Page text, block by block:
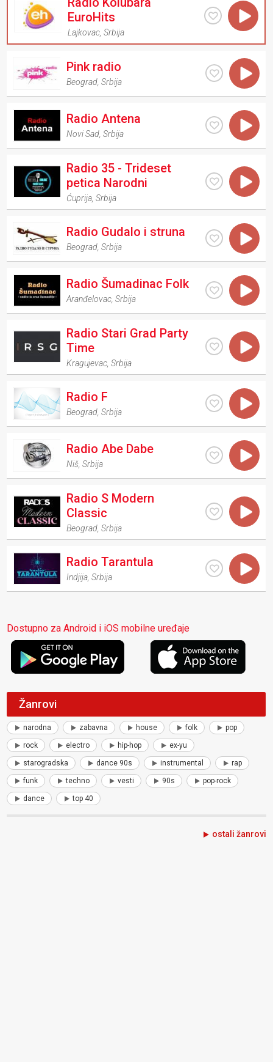
EuroHits
Lajkovac ,Srbija
Pink radio
Beograd ,Srbija
Radio Antena
Novi Sad ,Srbija
Radio 35 - Trideset
petica Narodni
Ćuprija ,Srbija
Radio Gudalo i struna
Beograd ,Srbija
Radio Šumadinac Folk
Aranđelovac ,Srbija
Radio Stari Grad Party
Time
Kragujevac ,Srbija
Radio F
Beograd ,Srbija
Radio Abe Dabe
Niš ,Srbija
Radio S Modern
Classic
Beograd ,Srbija
Radio Tarantula
Indjija ,Srbija
Dostupno za Android i iOS mobilne uređaje
Žanrovi
narodna zabavna house folk pop
rock electro hip-hop ex-yu
starogradska dance 90s instrumental rap
funk techno vesti 90s pop-rock
dance top 40
ostali žanrovi